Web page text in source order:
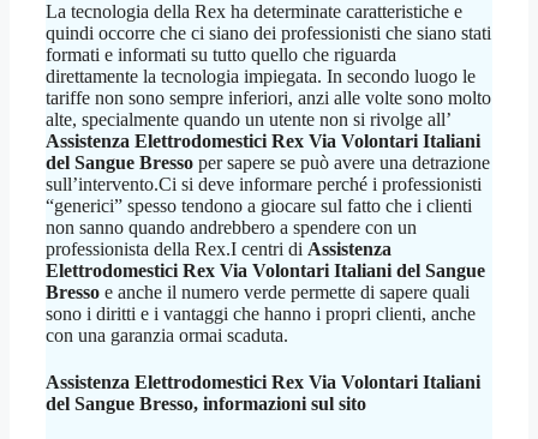
La tecnologia della Rex ha determinate caratteristiche e
quindi occorre che ci siano dei professionisti che siano stati
formati e informati su tutto quello che riguarda
direttamente la tecnologia impiegata. In secondo luogo le
tariffe non sono sempre inferiori, anzi alle volte sono molto
alte, specialmente quando un utente non si rivolge all’
Assistenza Elettrodomestici Rex Via Volontari Italiani
del Sangue Bresso per sapere se può avere una detrazione
sull’intervento.Ci si deve informare perché i professionisti
“generici” spesso tendono a giocare sul fatto che i clienti
non sanno quando andrebbero a spendere con un
professionista della Rex.I centri di Assistenza
Elettrodomestici Rex Via Volontari Italiani del Sangue
Bresso e anche il numero verde permette di sapere quali
sono i diritti e i vantaggi che hanno i propri clienti, anche
con una garanzia ormai scaduta.
Assistenza Elettrodomestici Rex Via Volontari Italiani
del Sangue Bresso, informazioni sul sito